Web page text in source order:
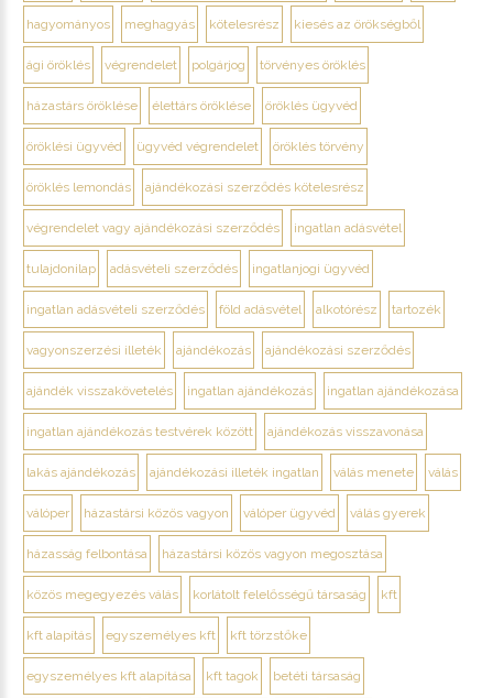
hagyományos meghagyás kötelesrész kiesés az örökségből
ági öröklés végrendelet polgárjog törvényes öröklés
házastárs öröklése élettárs öröklése öröklés ügyvéd
öröklési ügyvéd ügyvéd végrendelet öröklés törvény
öröklés lemondás ajándékozási szerződés kötelesrész
végrendelet vagy ajándékozási szerződés ingatlan adásvétel
tulajdonilap adásvételi szerződés ingatlanjogi ügyvéd
ingatlan adásvételi szerződés föld adásvétel alkotórész tartozék
vagyonszerzési illeték ajándékozás ajándékozási szerződés
ajándék visszakövetelés ingatlan ajándékozás ingatlan ajándékozása
ingatlan ajándékozás testvérek között ajándékozás visszavonása
lakás ajándékozás ajándékozási illeték ingatlan válás menete válás
válóper házastársi közös vagyon válóper ügyvéd válás gyerek
házasság felbontása házastársi közös vagyon megosztása
közös megegyezés válás korlátolt felelősségű társaság kft
kft alapítás egyszemélyes kft kft törzstőke
egyszemélyes kft alapítása kft tagok betéti társaság